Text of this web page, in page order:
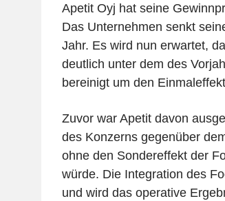
Apetit Oyj hat seine
Das Unternehmen senkt
Jahr. Es wird nun erwartet,
deutlich unter dem des
bereinigt um den
Zuvor war Apetit davon
des Konzerns gegenüber
ohne den Sondereffekt der
würde. Die Integration des
und wird das operative